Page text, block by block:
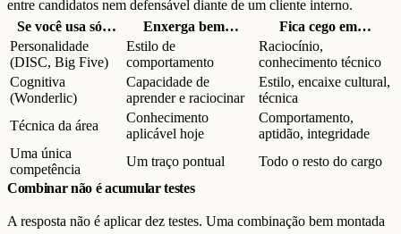
entre candidatos nem defensável diante de um cliente interno.
Se você usa só…
Enxerga bem…
Fica cego em…
Personalidade
(DISC, Big Five)
Estilo de
comportamento
Raciocínio,
conhecimento técnico
Cognitiva
(Wonderlic)
Capacidade de
aprender e raciocinar
Estilo, encaixe cultural,
técnica
Técnica da área
Conhecimento
aplicável hoje
Comportamento,
aptidão, integridade
Uma única
competência
Um traço pontual
Todo o resto do cargo
Combinar não é acumular testes
A resposta não é aplicar dez testes. Uma combinação bem montada